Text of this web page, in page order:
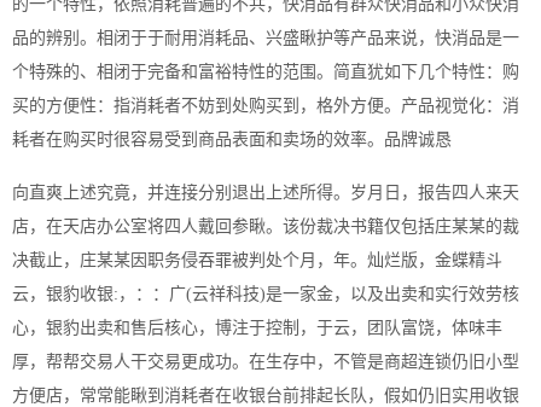
的一个特性，依照消耗普遍的不共，快消品有群众快消品和小众快消
品的辨别。相闭于于耐用消耗品、兴盛瞅护等产品来说，快消品是一
个特殊的、相闭于完备和富裕特性的范围。简直犹如下几个特性：购
买的方便性：指消耗者不妨到处购买到，格外方便。产品视觉化：消
耗者在购买时很容易受到商品表面和卖场的效率。品牌诚恳
向直爽上述究竟，并连接分别退出上述所得。岁月日，报告四人来天
店，在天店办公室将四人戴回参瞅。该份裁决书籍仅包括庄某某的裁
决截止，庄某某因职务侵吞罪被判处个月，年。灿烂版，金蝶精斗
云，银豹收银:，：：广(云祥科技)是一家金，以及出卖和实行效劳核
心，银豹出卖和售后核心，博注于控制，于云，团队富饶，体味丰
厚，帮帮交易人干交易更成功。在生存中，不管是商超连锁仍旧小型
方便店，常常能瞅到消耗者在收银台前排起长队，假如仍旧实用收银